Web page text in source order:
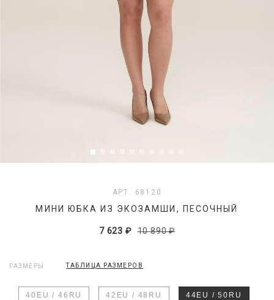
АРТ. 68120
МИНИ ЮБКА ИЗ ЭКОЗАМШИ, ПЕСОЧНЫЙ
7 623 ₽ 10 890 ₽
РАЗМЕРЫ ТАБЛИЦА РАЗМЕРОВ
40EU / 46RU 42EU / 48RU 44EU / 50RU